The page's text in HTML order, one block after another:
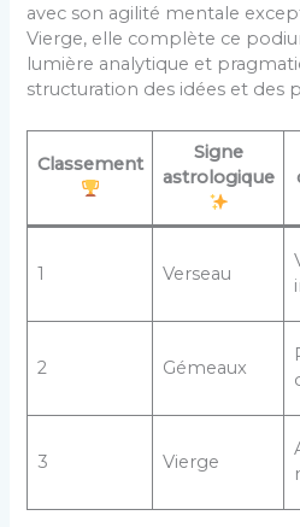
avec son agilité mentale
Vierge, elle complète ce
lumière analytique et
structuration des idées et des
Classement
Signe
astrologique
1 Verseau
2 Gémeaux
3 Vierge